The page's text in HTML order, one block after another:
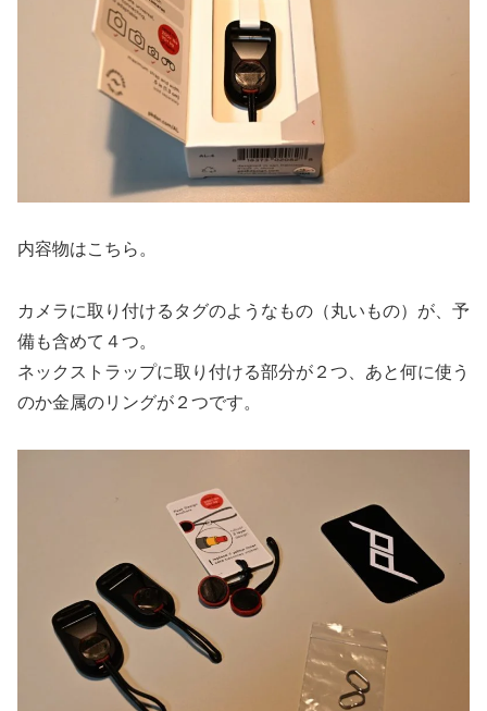
内容物はこちら。
カメラに取り付けるタグのようなもの（丸いもの）が、予
備も含めて４つ。
ネックストラップに取り付ける部分が２つ、あと何に使う
のか金属のリングが２つです。